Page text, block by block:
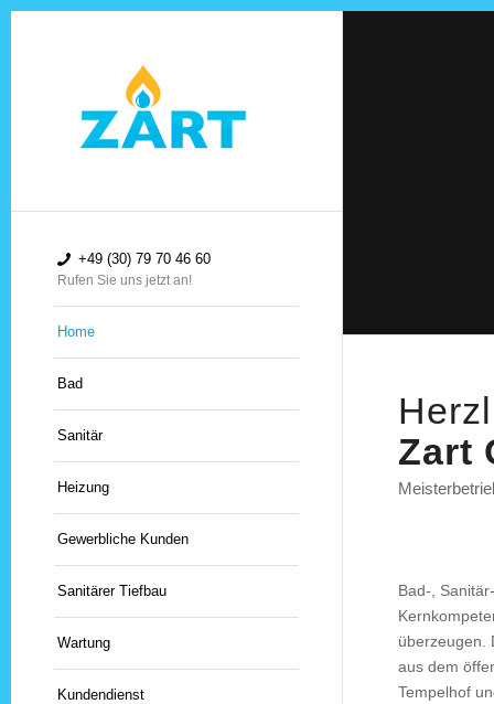
+49 (30) 79 70 46 60
Rufen Sie uns jetzt an!
Home
Bad
Sanitär
Heizung
Gewerbliche Kunden
Sanitärer Tiefbau
Wartung
Kundendienst
Zart
Bad-,
überzeugen.
aus dem
Tempelhof